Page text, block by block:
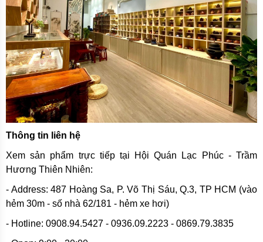
Thông tin liên hệ
Xem sản phẩm trực tiếp tại Hội Quán Lạc Phúc - Trầm
Hương Thiên Nhiên:
- Address: 487 Hoàng Sa, P. Võ Thị Sáu, Q.3, TP HCM (vào
hẻm 30m - số nhà 62/181 - hẻm xe hơi)
- Hotline: 0908.94.5427 - 0936.09.2223 - 0869.79.3835